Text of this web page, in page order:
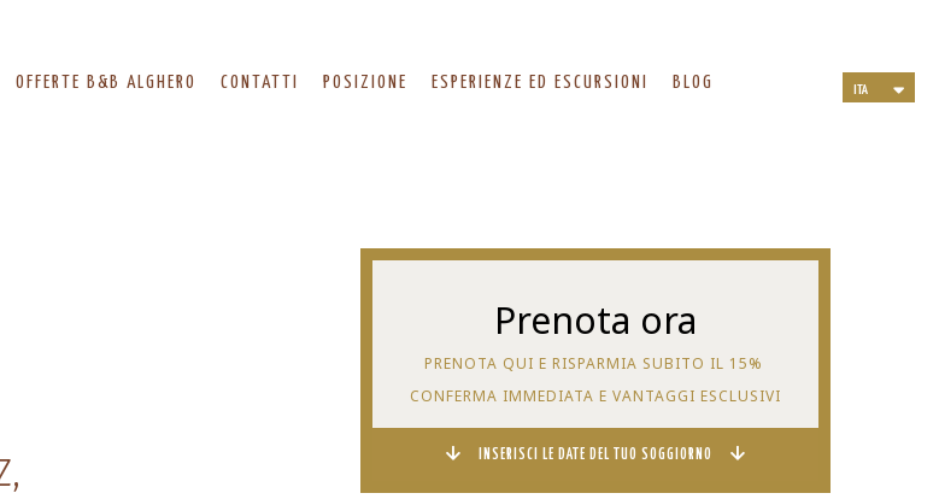
OFFERTE B&B ALGHERO CONTATTI POSIZIONE ESPERIENZE ED ESCURSIONI BLOG ITA
Prenota ora
PRENOTA QUI E RISPARMIA SUBITO IL 15%
CONFERMA IMMEDIATA E VANTAGGI ESCLUSIVI
INSERISCI LE DATE DEL TUO SOGGIORNO